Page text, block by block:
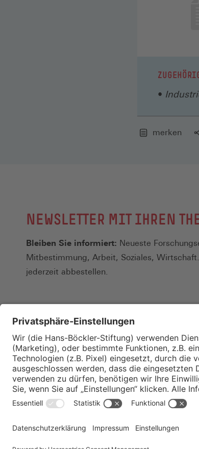
merken
NEWSLETTER MIT IHREN
Bleiben Sie informiert: Neueste
Mitbestimmung, Arbeit, Soziales,
jederzeit abbestellen.